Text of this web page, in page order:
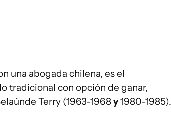
una abogada chilena, es el
tradicional con opción de ganar,
Terry (1963-1968y1980-1985).